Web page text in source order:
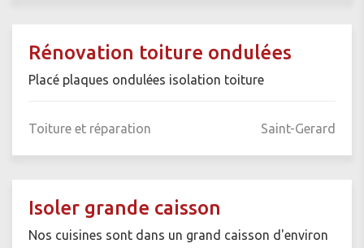
Rénovation toiture ondulées
Placé plaques ondulées isolation toiture
Toiture et réparation Saint-Gerard
Isoler grande caisson
Nos cuisines sont dans un grand caisson d'environ